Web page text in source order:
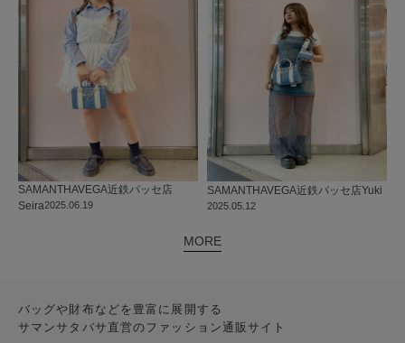
2025.06.19
SAMANTHAVEGA近鉄パッセ店
Seira
2025.05.12
SAMANTHAVEGA近鉄パッセ店Yuki
MORE
バッグや財布などを豊富に展開する
サマンサタバサ直営のファッション通販サイト